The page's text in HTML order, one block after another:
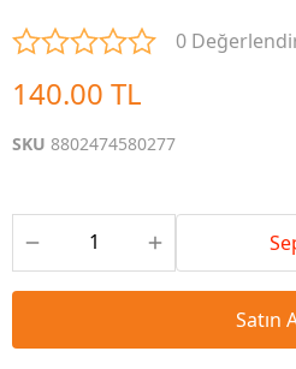
0
140.00 TL
SKU 8802474580277
Satın